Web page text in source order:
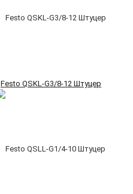
Festo QSKL-G3/8-12 Штуцер